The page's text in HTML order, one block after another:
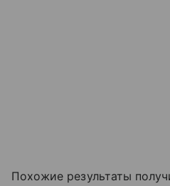
Похожие результаты